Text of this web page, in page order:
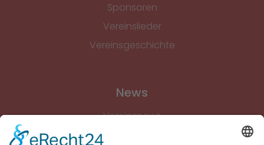
Sponsoren
Vereinslieder
Vereinsgeschichte
News
Vereinsnews